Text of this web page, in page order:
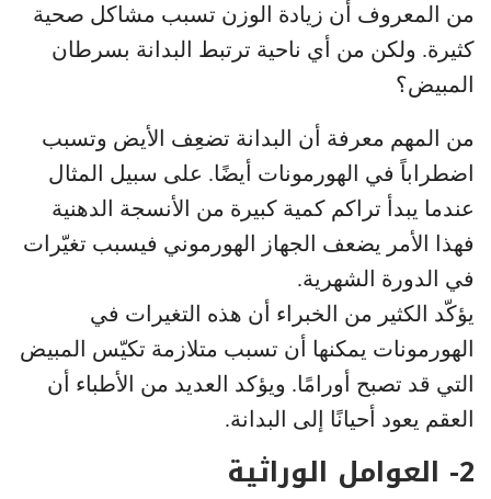
من المعروف أن زيادة الوزن تسبب مشاكل صحية
كثيرة. ولكن من أي ناحية ترتبط البدانة بسرطان
المبيض؟
من المهم معرفة أن البدانة تضعِف الأيض وتسبب
اضطراباً في الهورمونات أيضًا. على سبيل المثال
عندما يبدأ تراكم كمية كبيرة من الأنسجة الدهنية
فهذا الأمر يضعف الجهاز الهورموني فيسبب تغيّرات
في الدورة الشهرية.
يؤكّد الكثير من الخبراء أن هذه التغيرات في
الهورمونات يمكنها أن تسبب متلازمة تكيّس المبيض
التي قد تصبح أورامًا. ويؤكد العديد من الأطباء أن
العقم يعود أحيانًا إلى البدانة.
2- العوامل الوراثية